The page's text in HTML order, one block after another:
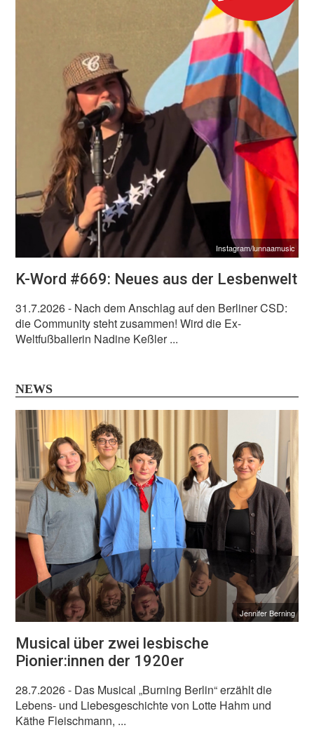
Instagram/lunnaamusic
K-Word #669: Neues aus der Lesbenwelt
31.7.2026- Nach dem Anschlag auf den Berliner CSD:
die Community steht zusammen! Wird die Ex-
Weltfußballerin Nadine Keßler ...
NEWS
Jennifer Berning
Musical über zwei lesbische
Pionier:innen der 1920er
28.7.2026- Das Musical „Burning Berlin“ erzählt die
Lebens- und Liebesgeschichte von Lotte Hahm und
Käthe Fleischmann, ...